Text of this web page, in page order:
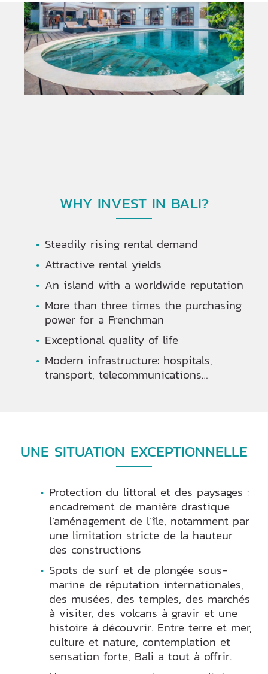
WHY INVEST IN BALI?
Steadily rising rental demand
Attractive rental yields
An island with a worldwide reputation
More than three times the purchasing
power for a Frenchman
Exceptional quality of life
Modern infrastructure: hospitals,
transport, telecommunications…
UNE SITUATION EXCEPTIONNELLE
Protection du littoral et des paysages :
encadrement de manière drastique
l’aménagement de l’île, notamment par
une limitation stricte de la hauteur
des constructions
Spots de surf et de plongée sous-
marine de réputation internationales,
des musées, des temples, des marchés
à visiter, des volcans à gravir et une
histoire à découvrir. Entre terre et mer,
culture et nature, contemplation et
sensation forte, Bali a tout à offrir.